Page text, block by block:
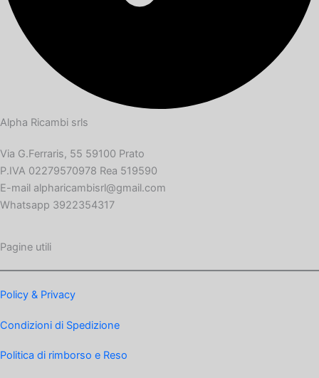
Alpha Ricambi srls
Via G.Ferraris, 55 59100 Prato
P.IVA 02279570978 Rea 519590
E-mail alpharicambisrl@gmail.com
Whatsapp 3922354317
Pagine utili
Policy & Privacy
Condizioni di Spedizione
Politica di rimborso e Reso